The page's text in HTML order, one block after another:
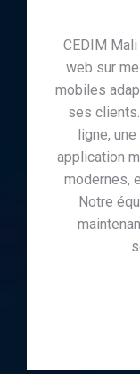
CEDIM
web sur
mobiles
ses
ligne,
application
modernes,
Notre